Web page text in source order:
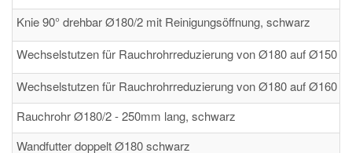
Knie 90° drehbar Ø180/2 mit Reinigungsöffnung, schwarz
Wechselstutzen für Rauchrohrreduzierung von Ø180 auf Ø150
Wechselstutzen für Rauchrohrreduzierung von Ø180 auf Ø160
Rauchrohr Ø180/2 - 250mm lang, schwarz
Wandfutter doppelt Ø180 schwarz